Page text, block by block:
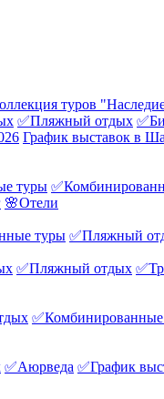
туров
✅Пляжный отдых
График выставок в
туры
🌸Отели
туры ✅Пляжный
✅Пляжный отдых
✅Аюрведа ✅График